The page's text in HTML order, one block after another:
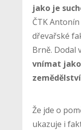
jako je
ČTK
dřevařské
Brně. Dodal
vnímat jako
zemědělství
Že jde o
ukazuje i